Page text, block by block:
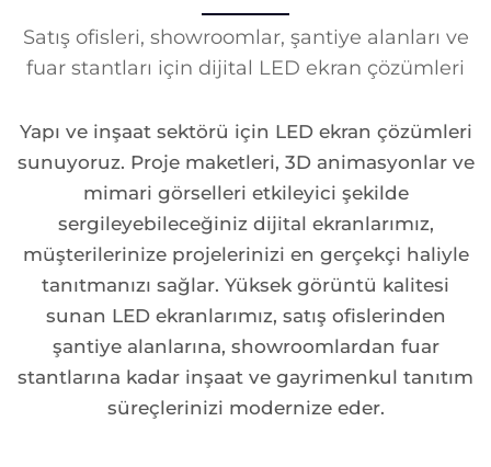
Satış ofisleri, showroomlar, şantiye alanları ve
fuar stantları için dijital LED ekran çözümleri
Yapı ve inşaat sektörü için LED ekran çözümleri
sunuyoruz. Proje maketleri, 3D animasyonlar ve
mimari görselleri etkileyici şekilde
sergileyebileceğiniz dijital ekranlarımız,
müşterilerinize projelerinizi en gerçekçi haliyle
tanıtmanızı sağlar. Yüksek görüntü kalitesi
sunan LED ekranlarımız, satış ofislerinden
şantiye alanlarına, showroomlardan fuar
stantlarına kadar inşaat ve gayrimenkul tanıtım
süreçlerinizi modernize eder.